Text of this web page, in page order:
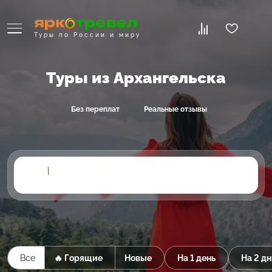
Туры по России и миру
Туры из Архангельска
Без переплат Реальные отзывы
Все 🔥 Горящие Новые На 1 день На 2